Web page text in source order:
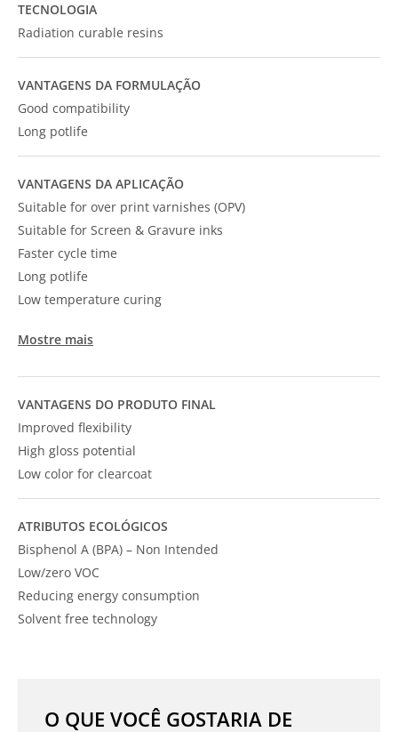
TECNOLOGIA
Radiation curable resins
VANTAGENS DA FORMULAÇÃO
Good compatibility
Long potlife
VANTAGENS DA APLICAÇÃO
Suitable for over print varnishes (OPV)
Suitable for Screen & Gravure inks
Faster cycle time
Long potlife
Low temperature curing
Mostre mais
VANTAGENS DO PRODUTO FINAL
Improved flexibility
High gloss potential
Low color for clearcoat
ATRIBUTOS ECOLÓGICOS
Bisphenol A (BPA) – Non Intended
Low/zero VOC
Reducing energy consumption
Solvent free technology
O QUE VOCÊ GOSTARIA DE